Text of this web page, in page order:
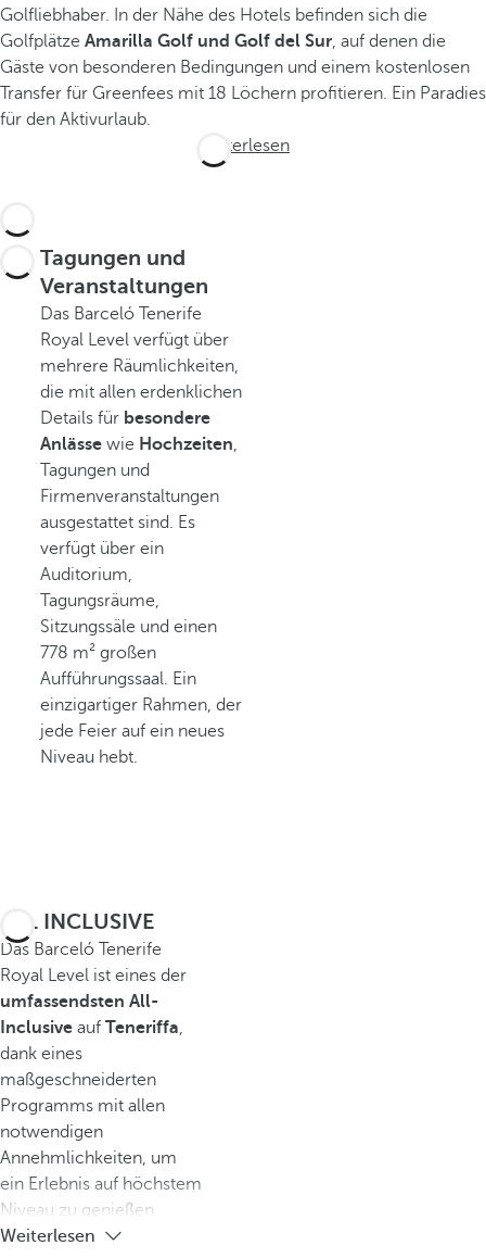
Golfliebhaber. In der Nähe des Hotels befinden sich die
Golfplätze Amarilla Golf und Golf del Sur, auf denen die
Gäste von besonderen Bedingungen und einem kostenlosen
Transfer für Greenfees mit 18 Löchern profitieren. Ein Paradies
für den Aktivurlaub.
Weiterlesen
Tagungen und
Veranstaltungen
Das Barceló Tenerife
Royal Level verfügt über
mehrere Räumlichkeiten,
die mit allen erdenklichen
Details für besondere
Anlässe wie Hochzeiten,
Tagungen und
Firmenveranstaltungen
ausgestattet sind. Es
verfügt über ein
Auditorium,
Tagungsräume,
Sitzungssäle und einen
778 m² großen
Aufführungssaal. Ein
einzigartiger Rahmen, der
jede Feier auf ein neues
Niveau hebt.
ALL INCLUSIVE
Das Barceló Tenerife
Royal Level ist eines der
umfassendsten All-
Inclusive auf Teneriffa,
dank eines
maßgeschneiderten
Programms mit allen
notwendigen
Annehmlichkeiten, um
ein Erlebnis auf höchstem
Niveau zu genießen.
Weiterlesen